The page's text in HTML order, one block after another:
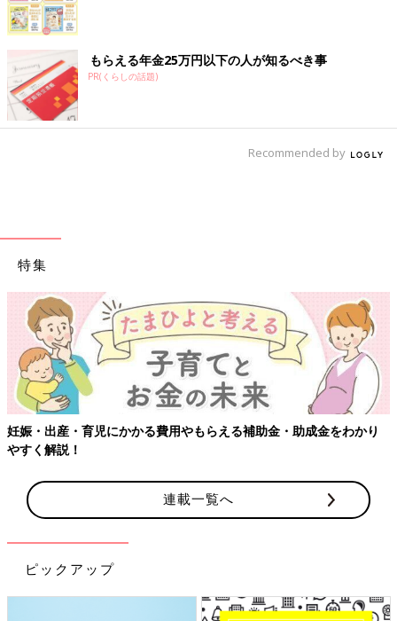
もらえる年金25万円以下の人が知るべき事
PR(くらしの話題)
Recommended by
特集
助成金をわかり
【ワクチン接種できるものも】妊婦の感染症対
連載一覧へ
ピックアップ